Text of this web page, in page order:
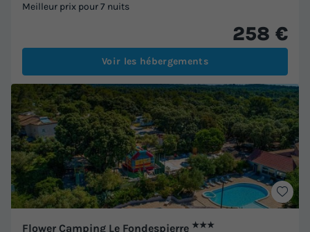
Meilleur prix pour 7 nuits
258 €
Voir les hébergements
Flower Camping Le Fondespierre ★★★